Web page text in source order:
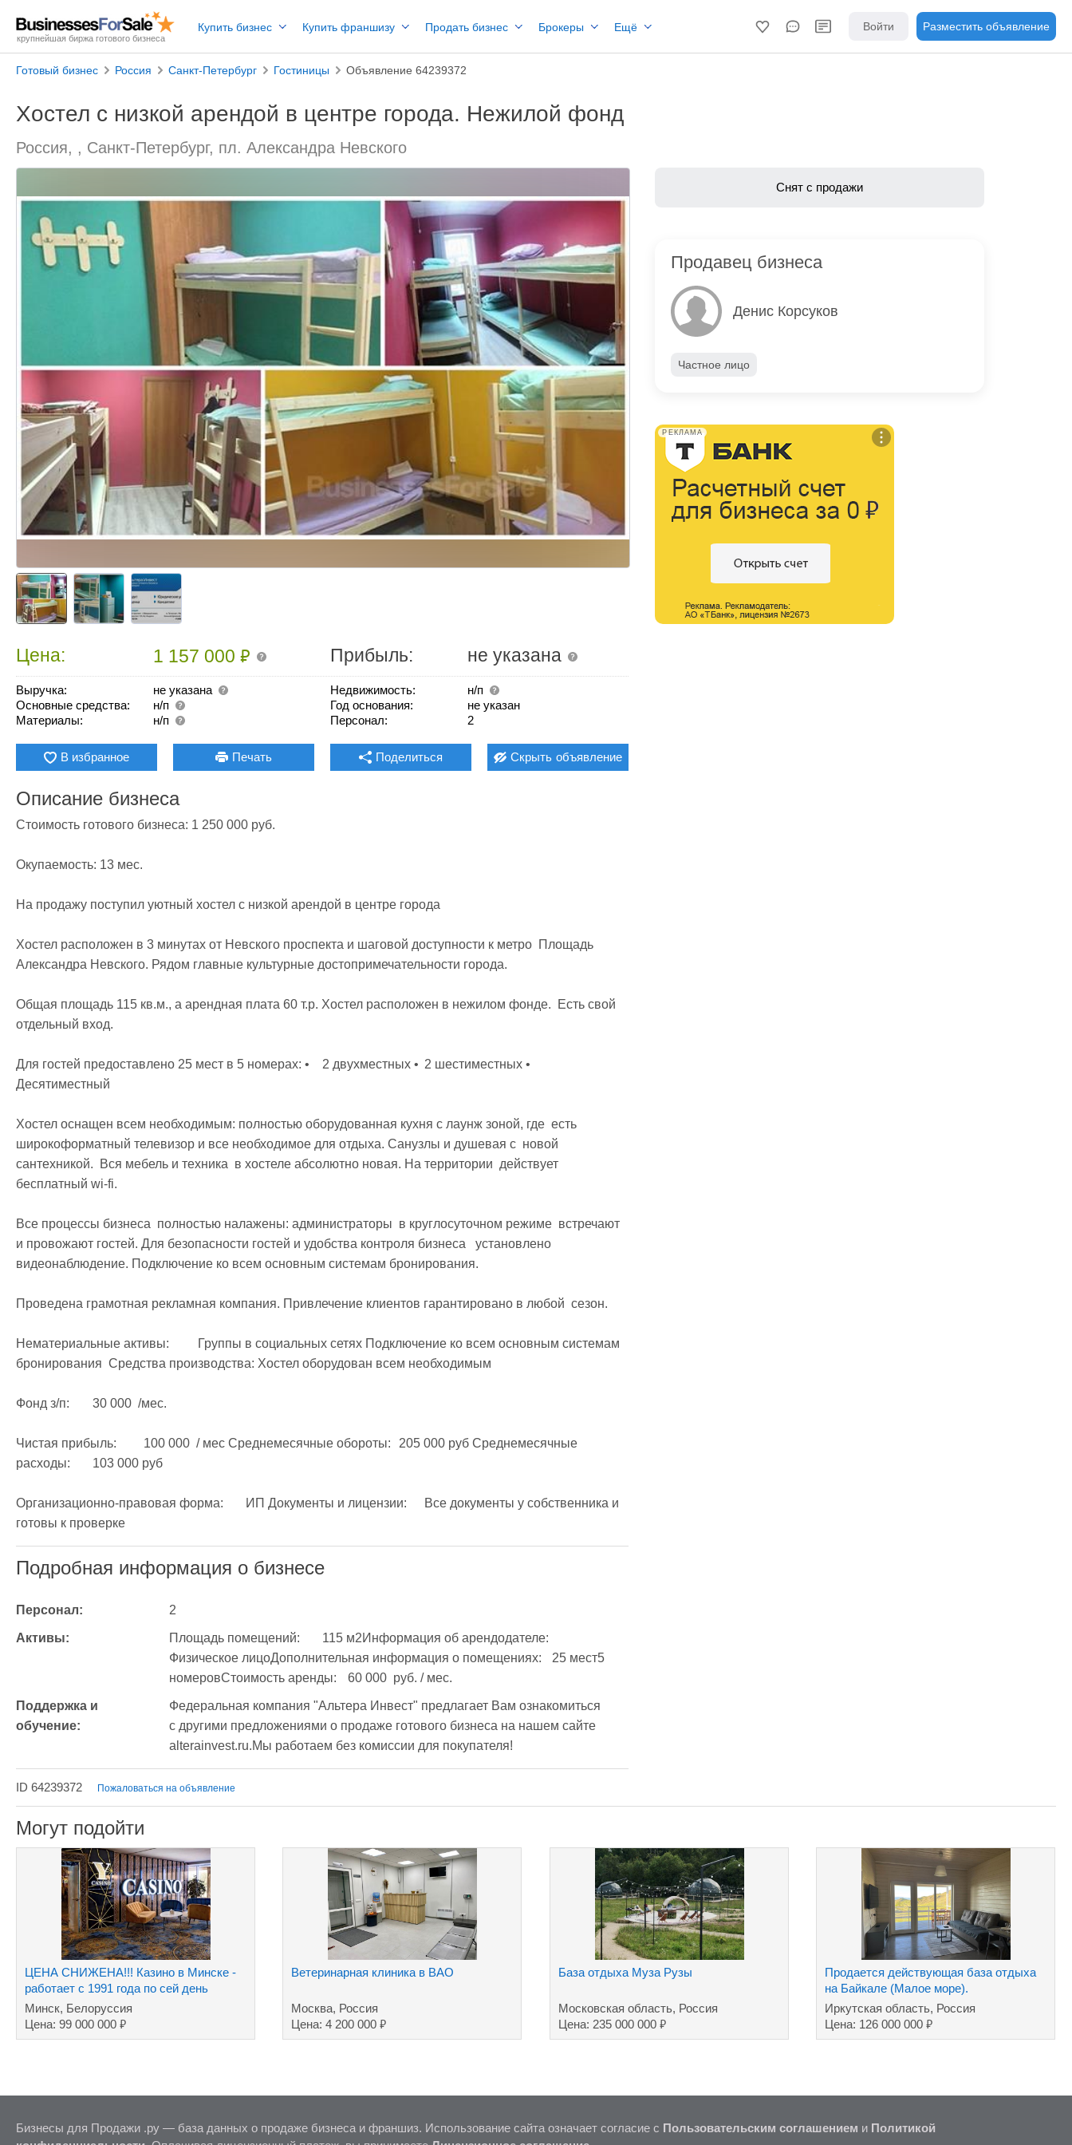
крупнейшая биржа готового бизнеса
Купить бизнес Купить франшизу Продать бизнес Брокеры Ещё Войти Разместить объявление
Готовый бизнес Россия Санкт-Петербург Гостиницы Объявление 64239372
Хостел с низкой арендой в центре города. Нежилой фонд
Россия, , Санкт-Петербург, пл. Александра Невского
Цена: 1 157 000₽ Прибыль: не указана
Выручка:
не указана
Основные средства:
н/п
Материалы:
н/п
Недвижимость:
н/п
Год основания:
не указан
Персонал:
2
В избранное Печать Поделиться Скрыть объявление
Описание бизнеса
Стоимость готового бизнеса: 1 250 000 руб.
Окупаемость: 13 мес.
На продажу поступил уютный хостел с низкой арендой в центре города
Хостел расположен в 3 минутах от Невского проспекта и шаговой доступности к метро  Площадь
Александра Невского. Рядом главные культурные достопримечательности города.
Общая площадь 115 кв.м., а арендная плата 60 т.р. Хостел расположен в нежилом фонде.  Есть свой
отдельный вход.
Для гостей предоставлено 25 мест в 5 номерах: •	2 двухместных •	2 шестиместных •
Десятиместный
Хостел оснащен всем необходимым: полностью оборудованная кухня с лаунж зоной, где  есть
широкоформатный телевизор и все необходимое для отдыха. Санузлы и душевая с  новой
сантехникой.  Вся мебель и техника  в хостеле абсолютно новая. На территории  действует
бесплатный wi-fi.
Все процессы бизнеса  полностью налажены: администраторы  в круглосуточном режиме  встречают
и провожают гостей. Для безопасности гостей и удобства контроля бизнеса   установлено
видеонаблюдение. Подключение ко всем основным системам бронирования.
Проведена грамотная рекламная компания. Привлечение клиентов гарантировано в любой  сезон.
Нематериальные активы:	 Группы в социальных сетях Подключение ко всем основным системам
бронирования  Средства производства: Хостел оборудован всем необходимым
Фонд з/п:	30 000  /мес.
Чистая прибыль: 	100 000  / мес Среднемесячные обороты:	205 000 руб Среднемесячные
расходы:	103 000 руб
Организационно-правовая форма:	ИП Документы и лицензии:	Все документы у собственника и
готовы к проверке
Подробная информация о бизнесе
Персонал: 2
Активы:
Площадь помещений:	115 м2Информация об арендодателе:
Физическое лицоДополнительная информация о помещениях:	25 мест5
номеровСтоимость аренды:	60 000  руб. / мес.
Поддержка и
обучение:
Федеральная компания "Альтера Инвест" предлагает Вам ознакомиться
с другими предложениями о продаже готового бизнеса на нашем сайте
alterainvest.ru.Мы работаем без комиссии для покупателя!
Снят с продажи
Продавец бизнеса
Денис Корсуков
Частное лицо
РЕКЛАМА
ID 64239372 Пожаловаться на объявление
Могут подойти
ЦЕНА СНИЖЕНА!!! Казино в Минске -
работает с 1991 года по сей день
Минск, Белоруссия
Цена: 99 000 000 ₽
Ветеринарная клиника в ВАО
Москва, Россия
Цена: 4 200 000₽
База отдыха Муза Рузы
Московская область, Россия
Цена: 235 000 000 ₽
Продается действующая база отдыха
на Байкале (Малое море).
Иркутская область, Россия
Цена: 126 000 000₽
Бизнесы для Продажи .ру — база данных о продаже бизнеса и франшиз. Использование сайта означает согласие с Пользовательским соглашением и Политикой